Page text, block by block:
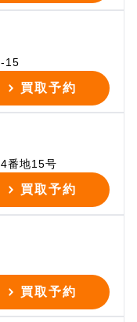
15
買取予約
番地15号
買取予約
買取予約